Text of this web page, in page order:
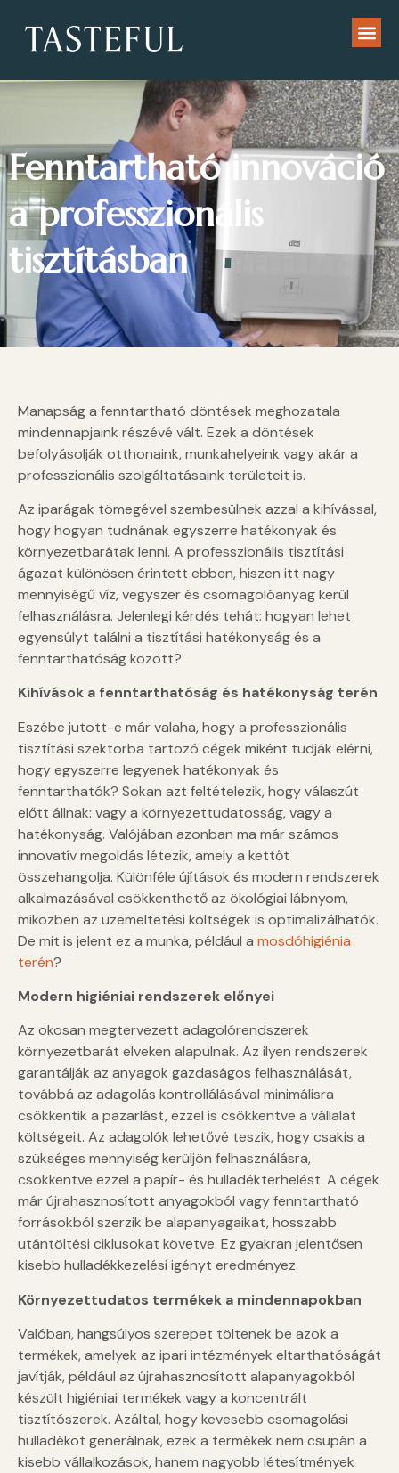
Fenntartható innováció
a professzionális
tisztításban
Manapság a fenntartható döntések meghozatala
mindennapjaink részévé vált. Ezek a döntések
befolyásolják otthonaink, munkahelyeink vagy akár a
professzionális szolgáltatásaink területeit is.
Az iparágak tömegével szembesülnek azzal a kihívással,
hogy hogyan tudnának egyszerre hatékonyak és
környezetbarátak lenni. A professzionális tisztítási
ágazat különösen érintett ebben, hiszen itt nagy
mennyiségű víz, vegyszer és csomagolóanyag kerül
felhasználásra. Jelenlegi kérdés tehát: hogyan lehet
egyensúlyt találni a tisztítási hatékonyság és a
fenntarthatóság között?
Kihívások a fenntarthatóság és hatékonyság terén
Eszébe jutott-e már valaha, hogy a professzionális
tisztítási szektorba tartozó cégek miként tudják elérni,
hogy egyszerre legyenek hatékonyak és
fenntarthatók? Sokan azt feltételezik, hogy válaszút
előtt állnak: vagy a környezettudatosság, vagy a
hatékonyság. Valójában azonban ma már számos
innovatív megoldás létezik, amely a kettőt
összehangolja. Különféle újítások és modern rendszerek
alkalmazásával csökkenthető az ökológiai lábnyom,
miközben az üzemeltetési költségek is optimalizálhatók.
De mit is jelent ez a munka, például a mosdóhigiénia
terén?
Modern higiéniai rendszerek előnyei
Az okosan megtervezett adagolórendszerek
környezetbarát elveken alapulnak. Az ilyen rendszerek
garantálják az anyagok gazdaságos felhasználását,
továbbá az adagolás kontrollálásával minimálisra
csökkentik a pazarlást, ezzel is csökkentve a vállalat
költségeit. Az adagolók lehetővé teszik, hogy csakis a
szükséges mennyiség kerüljön felhasználásra,
csökkentve ezzel a papír- és hulladékterhelést. A cégek
már újrahasznosított anyagokból vagy fenntartható
forrásokból szerzik be alapanyagaikat, hosszabb
utántöltési ciklusokat követve. Ez gyakran jelentősen
kisebb hulladékkezelési igényt eredményez.
Környezettudatos termékek a mindennapokban
Valóban, hangsúlyos szerepet töltenek be azok a
termékek, amelyek az ipari intézmények eltarthatóságát
javítják, például az újrahasznosított alapanyagokból
készült higiéniai termékek vagy a koncentrált
tisztítószerek. Azáltal, hogy kevesebb csomagolási
hulladékot generálnak, ezek a termékek nem csupán a
kisebb vállalkozások, hanem nagyobb létesítmények